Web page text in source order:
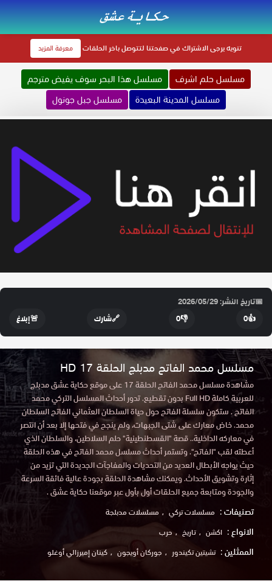
تنويهيرجى الاشتراك في صفحتنا لتتوصل باخر الحلقات معرفة المزيد
مسلسل حلم اشرف
مسلسل هذا البحر سوف يفيض مترجم
مسلسل المدينة البعيدة
مسلسل جبل جونول
📅تاريخ النشر: 2026/05/29
👍
0
👎
0
🔗شارك 🚨إبلاغ
مسلسل محمد الفاتح مدبلج الحلقة 17 HD
مشاهدة مسلسل محمد الفاتح الحلقة 17 على موقع حكاية عشق مدبلج
للعربية كاملة Full HD بدون تقطيع. تدور أحداث المسلسل التركي محمد
الفاتح . ستكون سلسلة الفاتح حول حياة السلطان العثماني الفاتح السلطان
محمد. خاض معارك على شتى الجبهات، ولم ينجح في فتحها إلا بعد أن انتصر
في معاركه الداخلية.. قصة "القسطنطينية" حلم السلاطين، والسلطان الذي
أعطته لقب "الفاتح". وتستمر أحداث مسلسل محمد الفاتح في هذه الحلقة
حيث يواجه الأبطال العديد من التحديات والمفاجآت الجديدة التي تزيد من
إثارة وتشويق الأحداث. ويمكنك مشاهدة الحلقة بجودة عالية فائقة السرعة
والجودة ومتابعة جميع الحلقات أول بأول عبر موقعنا حكاية عشق .
تصنيفات : مسلسلات تركي مسلسلات مدبلجة
الانواع : اكشن تاريخ حرب
الممثلين : تشيتين تكيندور جوركان أويجون كينان إميرزالي أوغلو